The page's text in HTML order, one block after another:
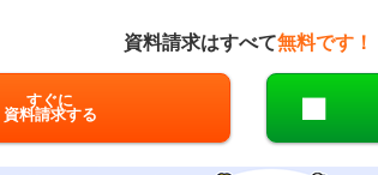
資料請求はすべて無料です！
すぐに
資料請求する